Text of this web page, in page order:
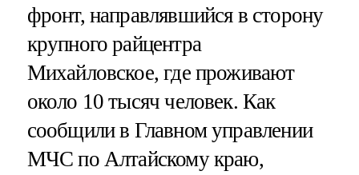
фронт, направлявшийся в сторону
крупного райцентра
Михайловское, где проживают
около 10 тысяч человек. Как
сообщили в Главном управлении
МЧС по Алтайскому краю,